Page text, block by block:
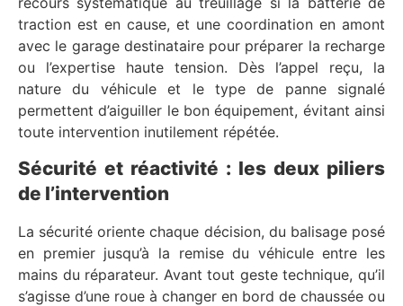
traction est en cause, et une coordination en amont
avec le garage destinataire pour préparer la recharge
ou l’expertise haute tension. Dès l’appel reçu, la
nature du véhicule et le type de panne signalé
permettent d’aiguiller le bon équipement, évitant ainsi
toute intervention inutilement répétée.
Sécurité et réactivité : les deux piliers
de l’intervention
La sécurité oriente chaque décision, du balisage posé
en premier jusqu’à la remise du véhicule entre les
mains du réparateur. Avant tout geste technique, qu’il
s’agisse d’une roue à changer en bord de chaussée ou